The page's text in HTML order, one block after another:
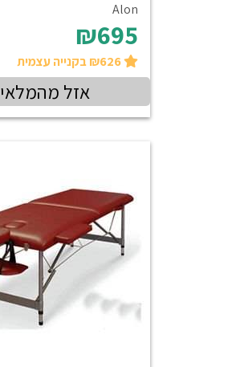
Alon
₪695
אזל מהמלאי